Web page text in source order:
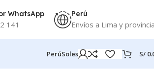
WhatsApp
141
Perú
Envíos a Lima y
PerúSoles S/